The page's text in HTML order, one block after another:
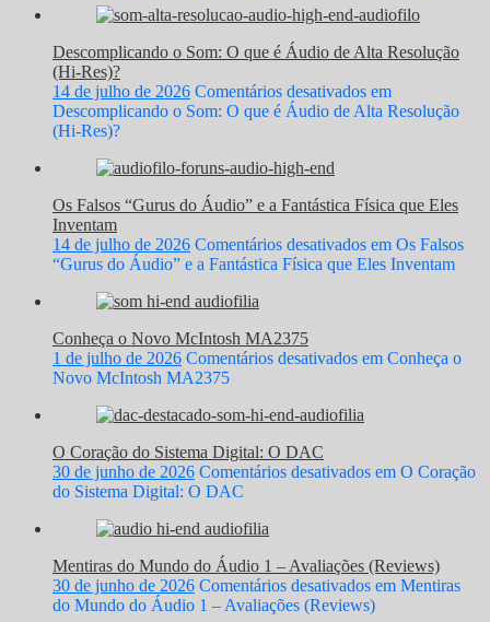
Descomplicando o Som: O que é Áudio de Alta Resolução
(Hi-Res)?
14 de julho de 2026 Comentários desativados em
Descomplicando o Som: O que é Áudio de Alta Resolução
(Hi-Res)?
Os Falsos “Gurus do Áudio” e a Fantástica Física que Eles
Inventam
14 de julho de 2026 Comentários desativados em Os Falsos
“Gurus do Áudio” e a Fantástica Física que Eles Inventam
Conheça o Novo McIntosh MA2375
1 de julho de 2026 Comentários desativados em Conheça o
Novo McIntosh MA2375
O Coração do Sistema Digital: O DAC
30 de junho de 2026 Comentários desativados em O Coração
do Sistema Digital: O DAC
Mentiras do Mundo do Áudio 1 – Avaliações (Reviews)
30 de junho de 2026 Comentários desativados em Mentiras
do Mundo do Áudio 1 – Avaliações (Reviews)